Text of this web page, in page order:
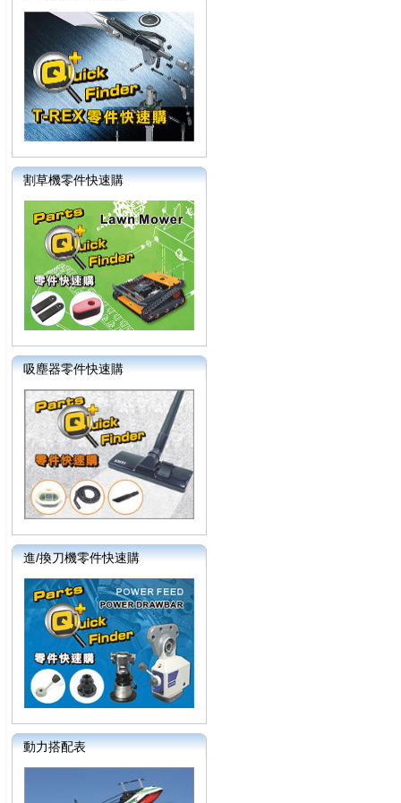
割草機零件快速購
吸塵器零件快速購
進/換刀機零件快速購
動力搭配表